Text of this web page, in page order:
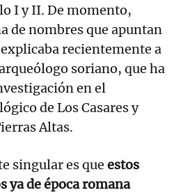
I y II. De momento,
de nombres que apuntan
recientemente a
soriano, que ha
en el
de Los Casares y
Altas.
singular es que estos
ya de época romana